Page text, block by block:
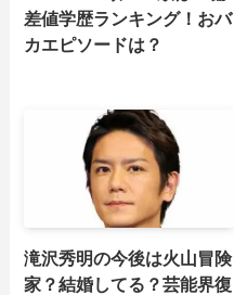
差値学歴ランキング！おバ
カエピソードは？
滝沢秀明の今後は火山冒険
家？結婚してる？芸能界復